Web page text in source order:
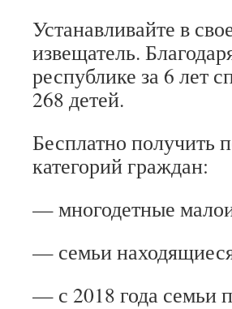
Устанавливайте в
извещатель.
республике за 6 лет
268 детей.
Бесплатно получить
категорий граждан:
— многодетные
— семьи
— с 2018 года семьи